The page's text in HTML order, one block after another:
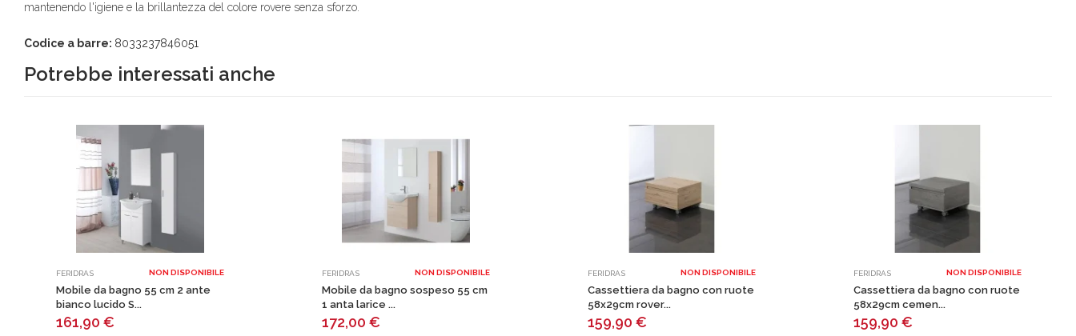
mantenendo l'igiene e la brillantezza del colore rovere senza sforzo.
Codice a barre: 8033237846051
Potrebbe interessati anche
FERIDRAS NON DISPONIBILE
Mobile da bagno 55 cm 2 ante
bianco lucido S...
161,90 €
FERIDRAS NON DISPONIBILE
Mobile da bagno sospeso 55 cm
1 anta larice ...
172,00 €
FERIDRAS NON DISPONIBILE
Cassettiera da bagno con ruote
58x29cm rover...
159,90 €
FERIDRAS NON DISPONIBILE
Cassettiera da bagno con ruote
58x29cm cemen...
159,90 €